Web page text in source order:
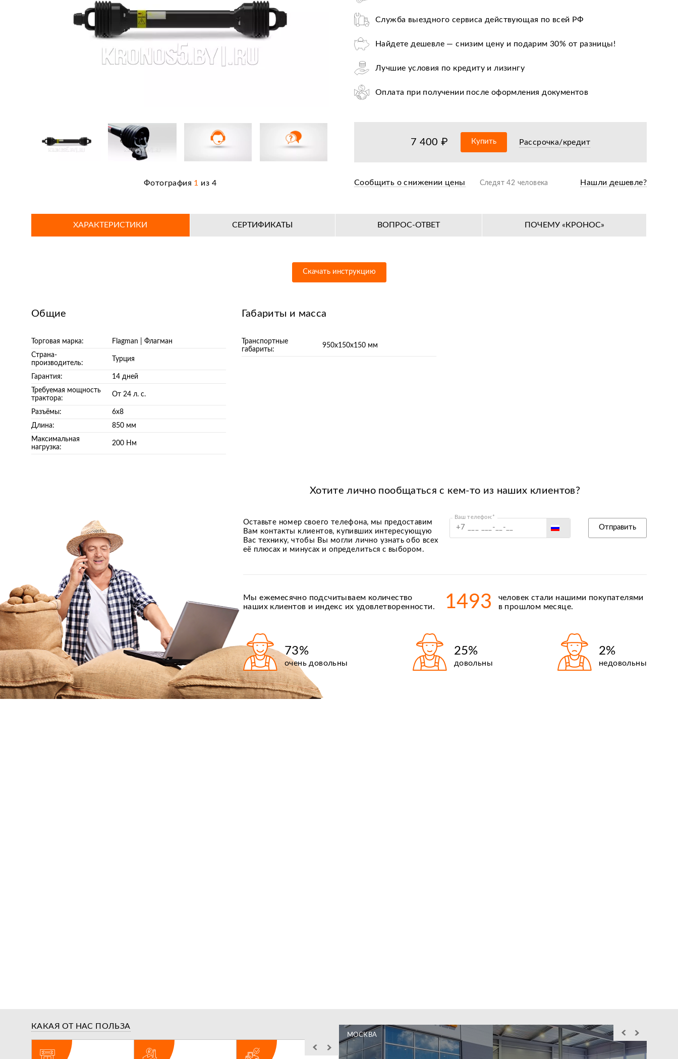
Фотография 1 из 4
Служба выездного сервиса действующая по всей РФ
Найдете дешевле — снизим цену и подарим 30% от разницы!
Лучшие условия по кредиту и лизингу
Оплата при получении после оформления документов
36+ авторизированных сервисных центров по всей РФ
7 400 ₽ Купить Рассрочка/кредит
Сообщить о снижении цены Следят 42 человека Нашли дешевле?
ХАРАКТЕРИСТИКИ СЕРТИФИКАТЫ ВОПРОС-ОТВЕТ ПОЧЕМУ «КРОНОС»
Скачать инструкцию
Общие
Торговая марка:
Flagman | Флагман
Страна-
производитель:
Турция
Гарантия:
14 дней
Требуемая мощность
трактора:
От 24 л. с.
Разъёмы:
6х8
Длина:
850 мм
Максимальная
нагрузка:
200 Нм
Габариты и масса
Транспортные
габариты:
950х150х150 мм
Хотите лично пообщаться с кем-то из наших клиентов?
Оставьте номер своего телефона, мы предоставим
Вам контакты клиентов, купивших интересующую
Вас технику, чтобы Вы могли лично узнать обо всех
её плюсах и минусах и определиться с выбором.
Ваш телефон:*
Киргизия
Отправить
Мы ежемесячно подсчитываем количество
наших клиентов и индекс их удовлетворенности.
1493
человек стали нашими покупателями
в прошлом месяце.
73%
очень довольны
25%
довольны
2%
недовольны
КАКАЯ ОТ НАС ПОЛЬЗА
МОСКВА